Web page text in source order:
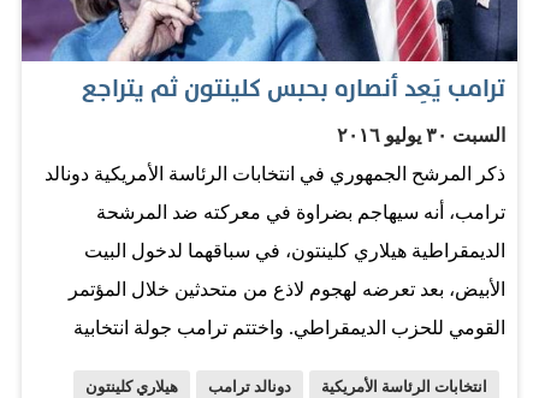
ترامب يَعِد أنصاره بحبس كلينتون ثم يتراجع
السبت ٣٠ يوليو ٢٠١٦
ذكر المرشح الجمهوري في انتخابات الرئاسة الأمريكية دونالد
ترامب، أنه سيهاجم بضراوة في معركته ضد المرشحة
الديمقراطية هيلاري كلينتون، في سباقهما لدخول البيت
الأبيض، بعد تعرضه لهجوم لاذع من متحدثين خلال المؤتمر
القومي للحزب الديمقراطي. واختتم ترامب جولة انتخابية
انتخابات الرئاسة الأمريكية دونالد ترامب هيلاري كلينتون